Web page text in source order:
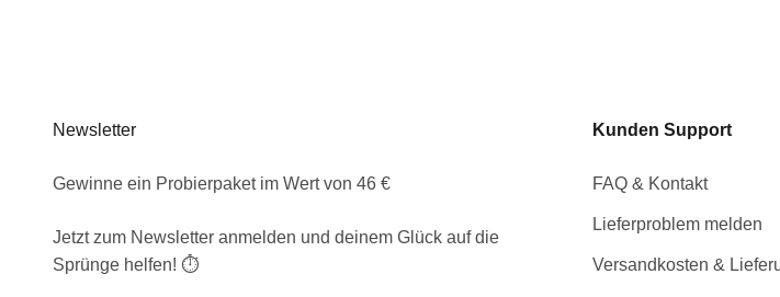
Newsletter
Gewinne ein Probierpaket im Wert von 46 €
Jetzt zum Newsletter anmelden und deinem Glück auf die
Sprünge helfen! ⏱️
Kunden Support
FAQ & Kontakt
Lieferproblem melden
Versandkosten &